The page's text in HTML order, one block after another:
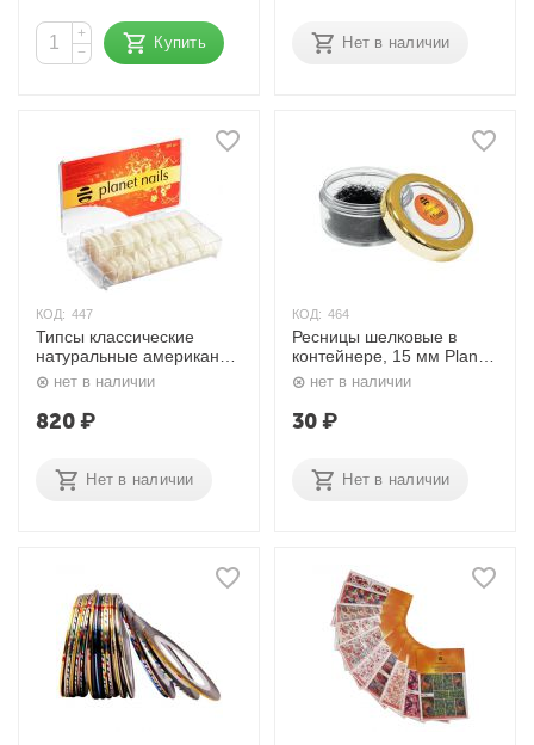
+
−
Купить Нет в наличии
КОД: 447
Типсы классические
натуральные американка
№1-10, 360 шт./уп. Planet
Nails
нет в наличии
820₽
Нет в наличии
КОД: 464
Ресницы шелковые в
контейнере, 15 мм Planet
Nailsнет в наличии
30₽
Нет в наличии